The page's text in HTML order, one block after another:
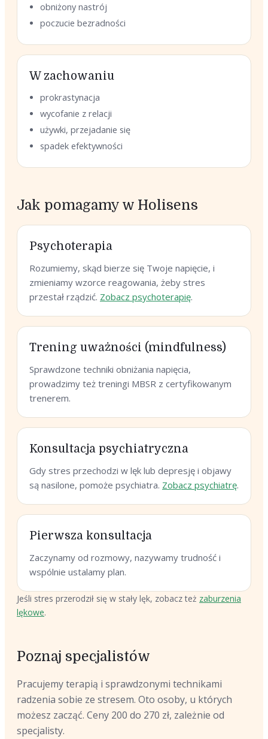
obniżony nastrój
poczucie bezradności
W zachowaniu
prokrastynacja
wycofanie z relacji
używki, przejadanie się
spadek efektywności
Jak pomagamy w Holisens
Psychoterapia
Rozumiemy, skąd bierze się Twoje napięcie, i
zmieniamy wzorce reagowania, żeby stres
przestał rządzić. Zobacz psychoterapię.
Trening uważności (mindfulness)
Sprawdzone techniki obniżania napięcia,
prowadzimy też treningi MBSR z certyfikowanym
trenerem.
Konsultacja psychiatryczna
Gdy stres przechodzi w lęk lub depresję i objawy
są nasilone, pomoże psychiatra. Zobacz psychiatrę.
Pierwsza konsultacja
Zaczynamy od rozmowy, nazywamy trudność i
wspólnie ustalamy plan.
Jeśli stres przerodził się w stały lęk, zobacz też zaburzenia
lękowe.
Poznaj specjalistów
Pracujemy terapią i sprawdzonymi technikami
radzenia sobie ze stresem. Oto osoby, u których
możesz zacząć. Ceny 200 do 270 zł, zależnie od
specjalisty.